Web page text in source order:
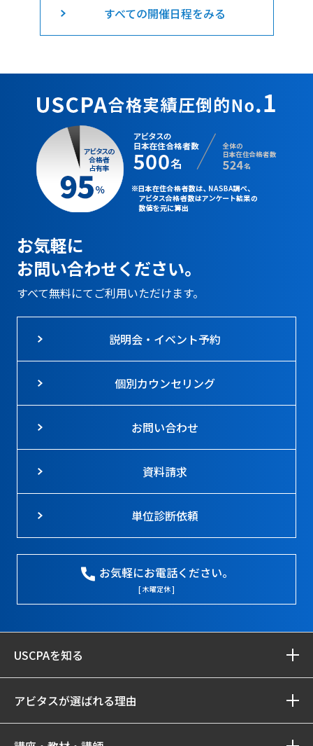
すべての開催日程をみる
お気軽に
お問い合わせください。
すべて無料にてご利用いただけます。
説明会・イベント予約
個別カウンセリング
お問い合わせ
資料請求
単位診断依頼
お気軽にお電話ください。
[ 木曜定休 ]
USCPAを知る
アビタスが選ばれる理由